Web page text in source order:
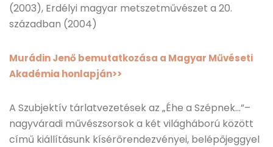
(2003), Erdélyi magyar metszetművészet a 20.
században (2004)
Murádin Jenő bemutatkozása a Magyar Művéseti
Akadémia honlapján>>
A Szubjektív tárlatvezetések az „Éhe a Szépnek…”–
nagyváradi művészsorsok a két világháború között
című kiállításunk kísérőrendezvényei, belépőjeggyel